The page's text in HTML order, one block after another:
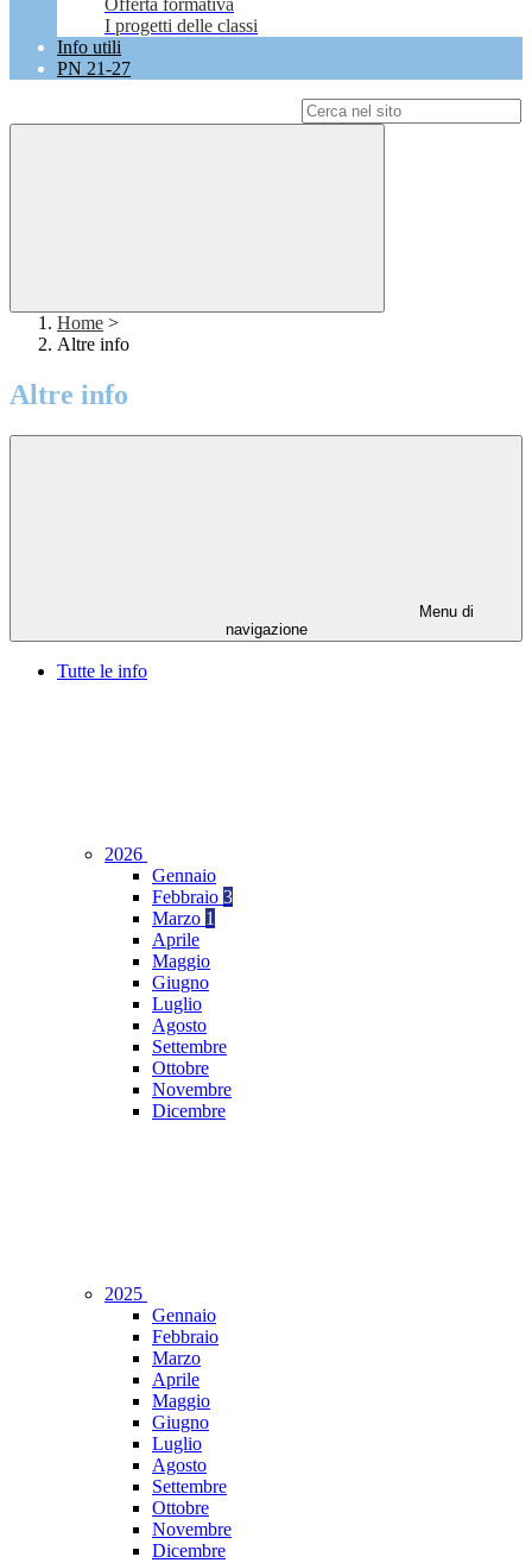
Offerta formativa
I progetti delle classi
Info utili
PN 21-27
Home >
Altre info
Altre info
Menu di
navigazione
Tutte le info
2026
Gennaio
Febbraio 3
Marzo 1
Aprile
Maggio
Giugno
Luglio
Agosto
Settembre
Ottobre
Novembre
Dicembre
2025
Gennaio
Febbraio
Marzo
Aprile
Maggio
Giugno
Luglio
Agosto
Settembre
Ottobre
Novembre
Dicembre